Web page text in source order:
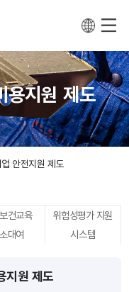
용지원 제도
안전지원 제도
건교육
대여
위험성평가 지원
시스템
지원 제도